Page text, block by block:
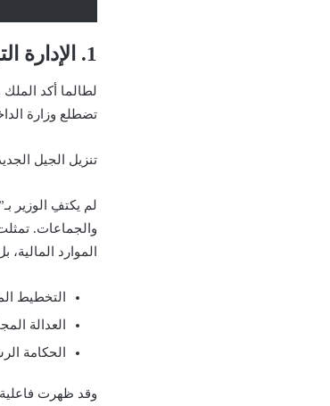
1. الإدارة الترابية على السكة: التزام بتوجيهات خطاب العرش
لطالما أكد
تضطلع وزارة
تنزيل الجيل
لم يكتفِ الوزير
والجماعات.
الموارد المالية،
التخطيط
العدالة
الحكامة
وقد ظهرت فاعلية